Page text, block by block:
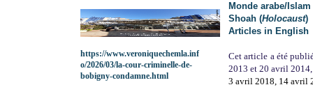
Monde arabe/Islam
Shoah (Holocaust)
Articles in English
Cet article a été
2013 et 20 avril
3 avril 2018, 14 avril
https://www.veroniquechemla.inf
o/2026/03/la-cour-criminelle-de-
bobigny-condamne.html